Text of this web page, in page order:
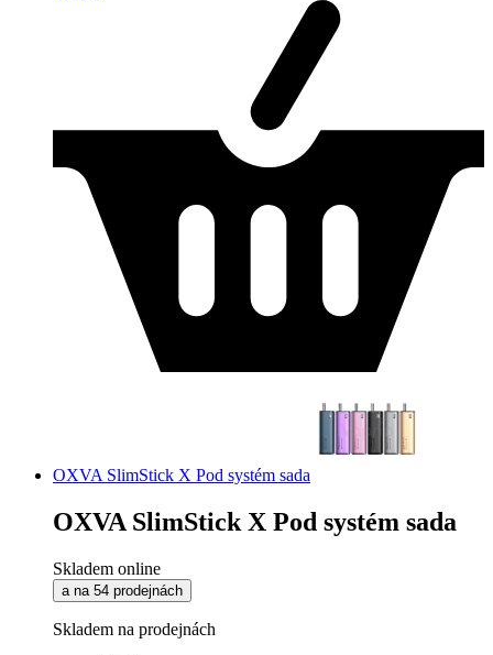
OXVA SlimStick X Pod systém sada
OXVA SlimStick X Pod systém sada
Skladem online
a na 54 prodejnách
Skladem na prodejnách